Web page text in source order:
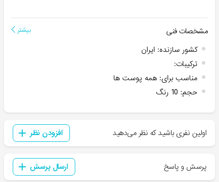
مشخصات فنی بیشتر
کشور سازنده: ایران
ترکیبات:
مناسب برای: همه پوست ها
حجم: 10 رنگ
اولین نفری باشید که نظر می‌دهید افزودن نظر
پرسش و پاسخ ارسال پرسش